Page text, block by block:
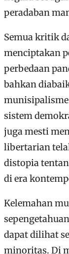
peradaban
Semua kritik
menciptakan
perbedaan
bahkan
sistem
juga mesti
libertarian
distopia
di era
Kelemahan
dapat dilihat
minoritas. Di